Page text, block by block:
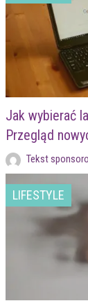
Jak wybierać
Przegląd
Tekst
LIFESTYLE